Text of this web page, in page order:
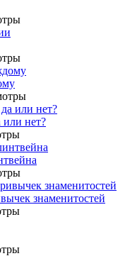
или нет?
знаменитостей